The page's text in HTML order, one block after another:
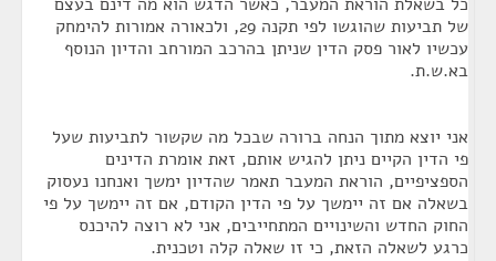
של תביעות שהוגשו לפי תקנה 29, ולכאורה אמורות להימחק
עכשיו לאור פסק הדין שניתן בהרכב המורחב והדיון הנוסף
בא.ש.ת.
אני יוצא מתוך הנחה ברורה שבכל מה שקשור לתביעות שעל
פי הדין הקיים ניתן להגיש אותם, זאת אומרת הדינים
הספציפיים, הוראת המעבר תאמר שהדיון ימשך ואנחנו נעסוק
בשאלה אם זה יימשך על פי הדין הקודם, אם זה יימשך על פי
החוק החדש והשינויים המתחייבים, אני לא רוצה להיכנס
כרגע לשאלה הזאת, כי זו שאלה קלה וטכנית.